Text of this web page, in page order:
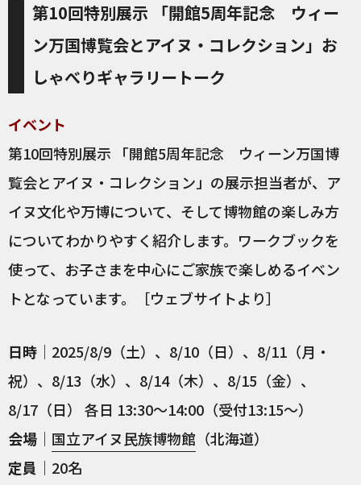
第10回特別展示 「開館5周年記念 ウィー
ン万国博覧会とアイヌ・コレクション」お
しゃべりギャラリートーク
イベント
第10回特別展示 「開館5周年記念 ウィーン万国博
覧会とアイヌ・コレクション」の展示担当者が、ア
イヌ文化や万博について、そして博物館の楽しみ方
についてわかりやすく紹介します。ワークブックを
使って、お子さまを中心にご家族で楽しめるイベン
トとなっています。［ウェブサイトより］
日時 ｜2025/8/9（土）、8/10（日）、8/11（月・
祝）、8/13（水）、8/14（木）、8/15（金）、
8/17（日） 各日 13:30～14:00（受付13:15〜）
会場 ｜ 国立アイヌ民族博物館 （北海道）
定員 ｜20名